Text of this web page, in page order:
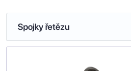
Spojky řetězu